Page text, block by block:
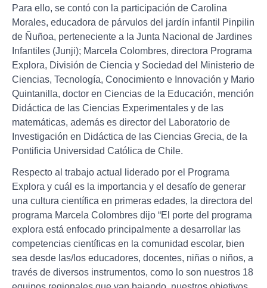
Para ello, se contó con la participación de Carolina
Morales, educadora de párvulos del jardín infantil Pinpilin
de Ñuñoa, perteneciente a la Junta Nacional de Jardines
Infantiles (Junji); Marcela Colombres, directora Programa
Explora, División de Ciencia y Sociedad del Ministerio de
Ciencias, Tecnología, Conocimiento e Innovación y Mario
Quintanilla, doctor en Ciencias de la Educación, mención
Didáctica de las Ciencias Experimentales y de las
matemáticas, además es director del Laboratorio de
Investigación en Didáctica de las Ciencias Grecia, de la
Pontificia Universidad Católica de Chile.
Respecto al trabajo actual liderado por el Programa
Explora y cuál es la importancia y el desafío de generar
una cultura científica en primeras edades, la directora del
programa Marcela Colombres dijo “El porte del programa
explora está enfocado principalmente a desarrollar las
competencias científicas en la comunidad escolar, bien
sea desde las/los educadores, docentes, niñas o niños, a
través de diversos instrumentos, como lo son nuestros 18